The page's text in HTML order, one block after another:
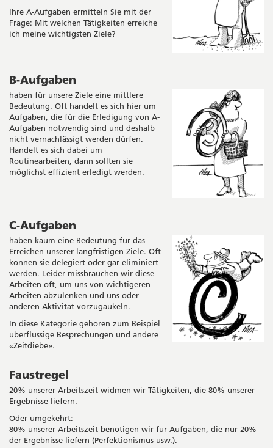
Ihre A-Aufgaben ermitteln Sie mit der
Frage: Mit welchen Tätigkeiten erreiche
ich meine wichtigsten Ziele?
B-Aufgaben
haben für unsere Ziele eine mittlere
Bedeutung. Oft handelt es sich hier um
Aufgaben, die für die Erledigung von A-
Aufgaben notwendig sind und deshalb
nicht vernachlässigt werden dürfen.
Handelt es sich dabei um
Routinearbeiten, dann sollten sie
möglichst effizient erledigt werden.
C-Aufgaben
haben kaum eine Bedeutung für das
Erreichen unserer langfristigen Ziele. Oft
können sie delegiert oder gar eliminiert
werden. Leider missbrauchen wir diese
Arbeiten oft, um uns von wichtigeren
Arbeiten abzulenken und uns oder
anderen Aktivität vorzugaukeln.
In diese Kategorie gehören zum Beispiel
überflüssige Besprechungen und andere
«Zeitdiebe».
Faustregel
20% unserer Arbeitszeit widmen wir Tätigkeiten, die 80% unserer
Ergebnisse liefern.
Oder umgekehrt:
80% unserer Arbeitszeit benötigen wir für Aufgaben, die nur 20%
der Ergebnisse liefern (Perfektionismus usw.).